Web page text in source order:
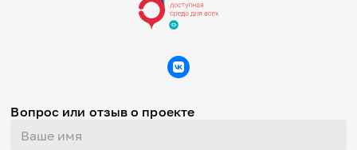
Вопрос или отзыв о проекте